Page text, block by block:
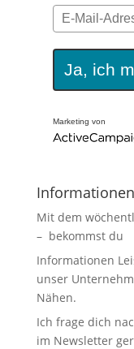
Ja, ich
Marketing von
Mit dem
– bekommst du
Informationen
unser
Nähen.
Ich frage dich
im Newsletter